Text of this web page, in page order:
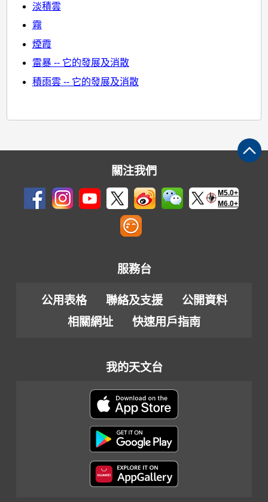
淡積雲
霧
煙霞
雷暴 -- 它的發展及消散
積雨雲 -- 它的發展及消散
關注我們
M5.0+
M6.0+
服務台
公用表格 聯絡及支援
公開資料
相關網址
快速用戶指南
我的天文台